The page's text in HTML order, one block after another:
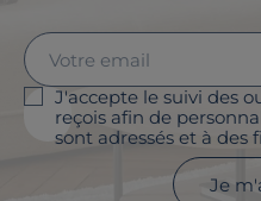
J'accepte le suivi des
reçois afin de
sont adressés et à des
Je